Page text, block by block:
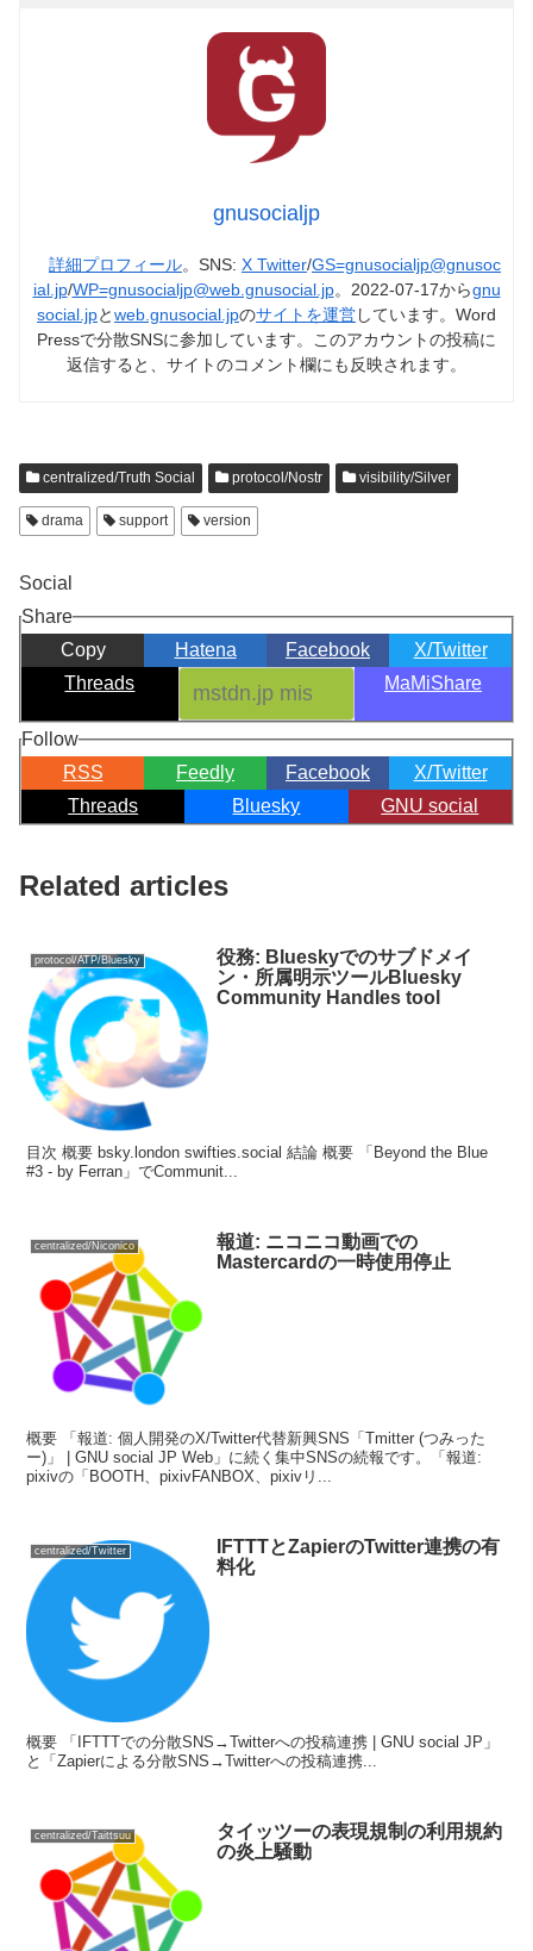
gnusocialjp
詳細プロフィール。SNS: X Twitter/GS=gnusocialjp@gnusoc
ial.jp/WP=gnusocialjp@web.gnusocial.jp。2022-07-17からgnu
social.jpとweb.gnusocial.jpのサイトを運営しています。Word
Pressで分散SNSに参加しています。このアカウントの投稿に
返信すると、サイトのコメント欄にも反映されます。
centralized/Truth Social protocol/Nostr visibility/Silver
drama support version
Social
Share
Copy
Hatena Facebook
X/Twitter
Threads
MaMiShare
Follow
RSS
Feedly Facebook
X/Twitter
Threads
Bluesky GNU social
Related articles
protocol/ATP/Bluesky
役務: Blueskyでのサブドメイ
ン・所属明示ツールBluesky
Community Handles tool
目次 概要 bsky.london swifties.social 結論 概要 「Beyond the Blue
#3 - by Ferran」でCommunit...
centralized/Niconico
報道: ニコニコ動画での
Mastercardの一時使用停止
概要 「報道: 個人開発のX/Twitter代替新興SNS「Tmitter (つみった
ー)」 | GNU social JP Web」に続く集中SNSの続報です。「報道:
pixivの「BOOTH、pixivFANBOX、pixivリ...
centralized/Twitter
IFTTTとZapierのTwitter連携の有
料化
概要 「IFTTTでの分散SNS→Twitterへの投稿連携 | GNU social JP」
と「Zapierによる分散SNS→Twitterへの投稿連携...
centralized/Taittsuu
タイッツーの表現規制の利用規約
の炎上騒動